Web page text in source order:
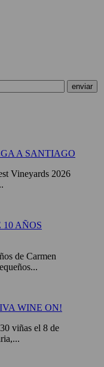
A SANTIAGO
Vineyards 2026
AÑOS
de Carmen
WINE ON!
viñas el 8 de